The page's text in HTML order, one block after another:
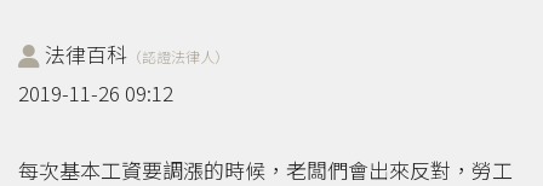
法律百科 （認證法律人）
2019-11-26 09:12
每次基本工資要調漲的時候，老闆們會出來反對，勞工